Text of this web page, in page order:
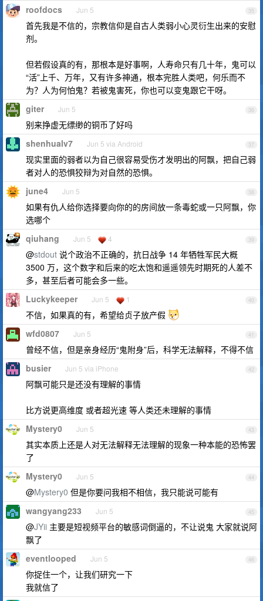
35
roofdocs Jun 5
首先我是不信的，宗教信仰是自古人类弱小心灵衍生出来的安慰
剂。
但若假设真的有，那根本是好事啊，人寿命只有几十年，鬼可以
“活”上千、万年，又有许多神通，根本完胜人类吧，何乐而不
为？人为何怕鬼？若被鬼害死，你也可以变鬼跟它干呀。
36
giter Jun 5
别来挣虚无缥缈的铜币了好吗
37
shenhualv7 Jun 5 via Android
现实里面的弱者以为自己很容易受伤才发明出的阿飘，把自己弱
者对人的恐惧狡辩为对自然的恐惧。
38
june4 Jun 5
如果有仇人给你选择要向你的的房间放一条毒蛇或一只阿飘，你
选哪个
39
qiuhang Jun 5 4
@stdout 说个政治不正确的，抗日战争 14 年牺牲军民大概
3500 万，这个数字和后来的吃太饱和遥遥领先时期死的人差不
多，甚至后者可能会多一些。
40
Luckykeeper Jun 5 1
不信，如果真的有，希望给贞子放产假
41
wfd0807 Jun 5
曾经不信，但是亲身经历“鬼附身”后，科学无法解释，不得不信
42
busier Jun 5 via iPhone
阿飘可能只是还没有理解的事情
比方说更高维度 或者超光速 等人类还未理解的事情
43
Mystery0 Jun 5
其实本质上还是人对无法解释无法理解的现象一种本能的恐怖罢
了
44
Mystery0 Jun 5
@Mystery0 但是你要问我相不相信，我只能说可能有
45
wangyang233 Jun 5
@JYii 主要是短视频平台的敏感词倒逼的，不让说鬼 大家就说阿
飘了
46
eventlooped Jun 5
你捉住一个，让我们研究一下
我就信了